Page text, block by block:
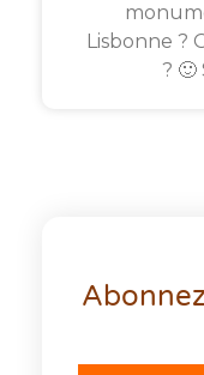
Lisbonne ?
? 🙂